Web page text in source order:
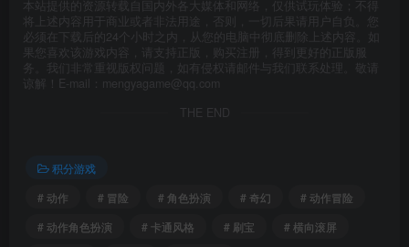
本站提供的资源转载自国内外各大媒体和网络，仅供试玩体验；不得
将上述内容用于商业或者非法用途，否则，一切后果请用户自负。您
必须在下载后的24个小时之内，从您的电脑中彻底删除上述内容。如
果您喜欢该游戏内容，请支持正版，购买注册，得到更好的正版服
务。我们非常重视版权问题，如有侵权请邮件与我们联系处理。敬请
谅解！E-mail：mengyagame@qq.com
THE END
积分游戏
# 动作
# 冒险 # 角色扮演 # 奇幻
# 动作冒险
# 动作角色扮演
# 卡通风格 # 刷宝
# 横向滚屏